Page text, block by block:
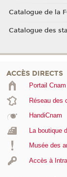
Catalogue de la
Catalogue des
ACCÈS DIRECTS
Portail Cnam
Réseau des
HandiCnam
La boutique
Musée des
Accès à